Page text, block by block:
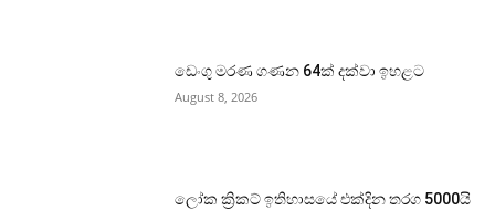
ඩෙංගු මරණ ගණන 64ක් දක්වා ඉහළට
August 8, 2026
ලෝක ක්‍රිකට් ඉතිහාසයේ එක්දින තරග 5000යි